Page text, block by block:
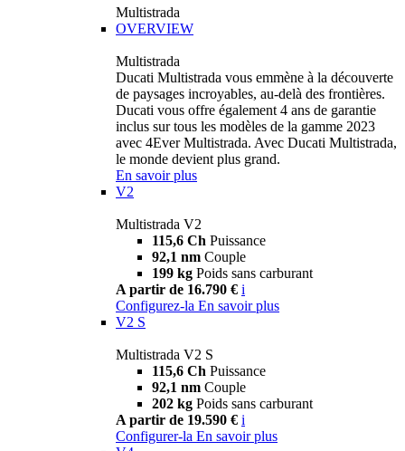
Multistrada
OVERVIEW
Multistrada
Ducati Multistrada vous emmène à la découverte
de paysages incroyables, au-delà des frontières.
Ducati vous offre également 4 ans de garantie
inclus sur tous les modèles de la gamme 2023
avec 4Ever Multistrada. Avec Ducati Multistrada,
le monde devient plus grand.
En savoir plus
V2
Multistrada V2
115,6 Ch Puissance
92,1 nm Couple
199 kg Poids sans carburant
A partir de 16.790 € i
Configurez-la En savoir plus
V2 S
Multistrada V2 S
115,6 Ch Puissance
92,1 nm Couple
202 kg Poids sans carburant
A partir de 19.590 € i
Configurer-la En savoir plus